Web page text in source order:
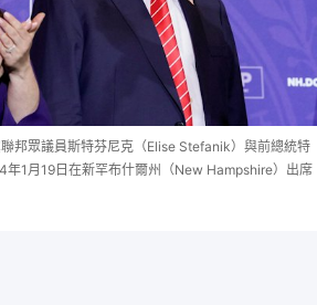
邦眾議員斯特芬尼克（Elise Stefanik）與前總統特
1月19日在新罕布什爾州（New Hampshire）出席